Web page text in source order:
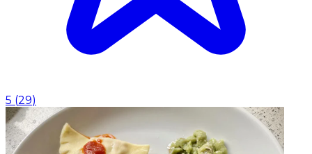
5 (29)